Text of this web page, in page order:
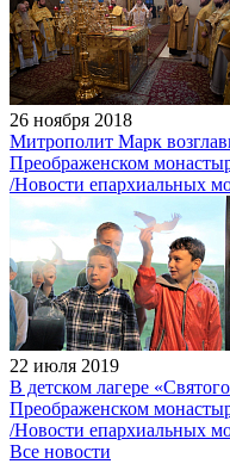
26 ноября 2018
Митрополит Марк
Преображенском
/Новости епархиальных
22 июля 2019
В детском лагере
Преображенском
/Новости епархиальных
Все новости